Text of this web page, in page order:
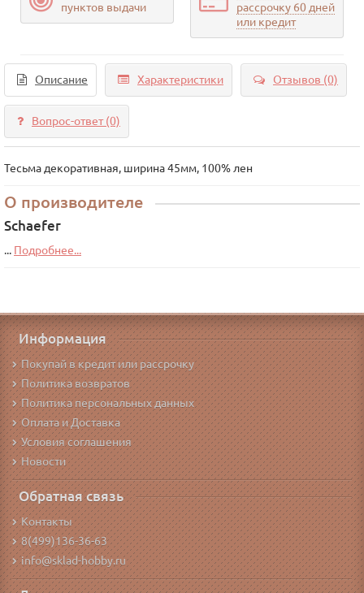
пунктов выдачи
рассрочку 60 дней
или кредит
Описание Характеристики Отзывов (0)
Вопрос-ответ(0)
Тесьма декоративная, ширина 45мм, 100% лен
О производителе
Schaefer
... Подробнее...
Информация
Покупай в кредит или рассрочку
Политика возвратов
Политика персональных данных
Оплата и Доставка
Условия соглашения
Новости
Обратная связь
Контакты
8(499)136-36-63
info@sklad-hobby.ru